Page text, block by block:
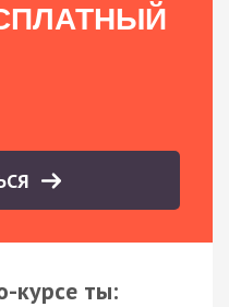
курсе ты: